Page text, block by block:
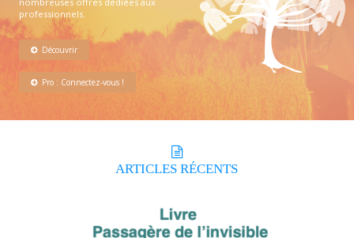
professionnels.
Découvrir
Pro : Connectez-vous !
ARTICLES RÉCENTS